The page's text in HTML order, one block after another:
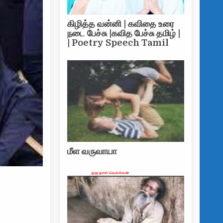
கிழித்த வன்னி | கவிதை உரை
நடை பேச்சு |கவித பேச்சு தமிழ் |
| Poetry Speech Tamil
மீள வருவாயா